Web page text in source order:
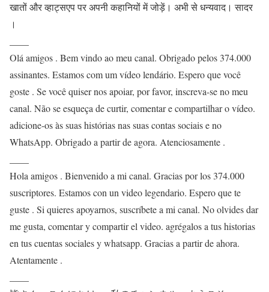
खातों और व्हाट्सएप पर अपनी कहानियों में जोड़ें। अभी से धन्यवाद। सादर
।
Olá amigos . Bem vindo ao meu canal. Obrigado pelos 374.000
assinantes. Estamos com um vídeo lendário. Espero que você
goste . Se você quiser nos apoiar, por favor, inscreva-se no meu
canal. Não se esqueça de curtir, comentar e compartilhar o vídeo.
adicione-os às suas histórias nas suas contas sociais e no
WhatsApp. Obrigado a partir de agora. Atenciosamente .
Hola amigos . Bienvenido a mi canal. Gracias por los 374.000
suscriptores. Estamos con un video legendario. Espero que te
guste . Si quieres apoyarnos, suscríbete a mi canal. No olvides dar
me gusta, comentar y compartir el video. agrégalos a tus historias
en tus cuentas sociales y whatsapp. Gracias a partir de ahora.
Atentamente .